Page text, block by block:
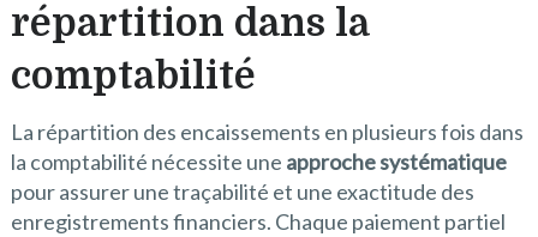
répartition dans la
comptabilité
La répartition des encaissements en plusieurs fois dans
la comptabilité nécessite une approche systématique
pour assurer une traçabilité et une exactitude des
enregistrements financiers. Chaque paiement partiel